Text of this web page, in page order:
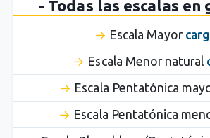
- Todas las escalas en
Escala Mayor
Escala Menor natural
Escala Pentatónica
Escala Pentatónica